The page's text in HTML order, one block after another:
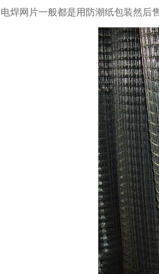
电焊网片一般都是用防潮纸包装然后